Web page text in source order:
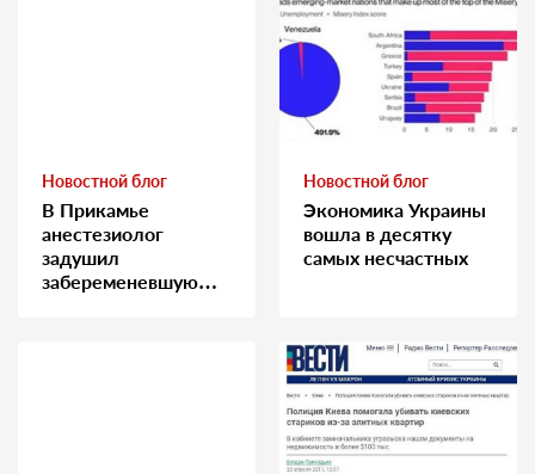
Новостной блог
В Прикамье
анестезиолог
задушил
забеременевшую
Новостной блог
Экономика Украины
вошла в десятку
самых несчастных